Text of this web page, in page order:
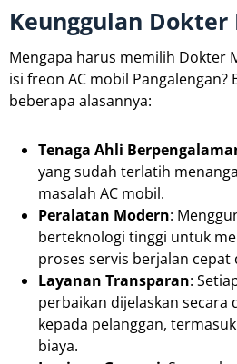
Keunggulan Dokter
Mengapa harus memilih Dokter
isi freon AC mobil Pangalengan?
beberapa alasannya:
Tenaga Ahli
yang sudah terlatih
masalah AC mobil.
Peralatan Modern:
berteknologi tinggi untuk
proses servis berjalan cepat
Layanan Transparan:
perbaikan dijelaskan secara
kepada pelanggan,
biaya.